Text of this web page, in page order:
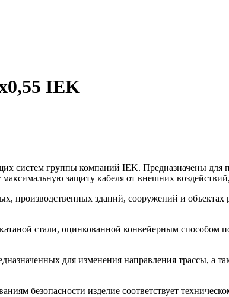
IEK
систем группы компаний IEK. Предназначены
защиту кабеля от внешних
производственных зданий, сооружений и
стали, оцинкованной конвейерным
для изменения направления трассы, а
безопасности изделие соответствует